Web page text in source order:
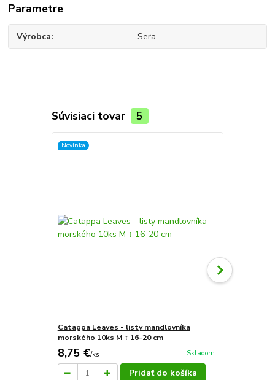
Parametre
Výrobca Sera
Súvisiaci tovar 5
Novinka
Catappa Leaves - listy mandlovníka
morského 10ks M ↕ 16-20 cm
8,75 €/ks Skladom
Pridať do košíka